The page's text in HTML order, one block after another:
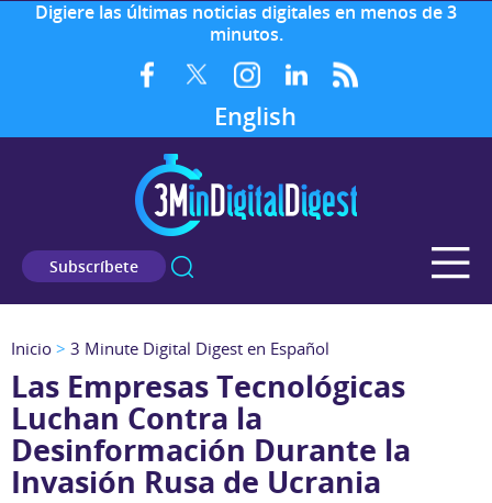
Digiere las últimas noticias digitales en menos de 3
minutos.
English
Subscríbete
Inicio > 3 Minute Digital Digest en Español
Las Empresas Tecnológicas
Luchan Contra la
Desinformación Durante la
Invasión Rusa de Ucrania